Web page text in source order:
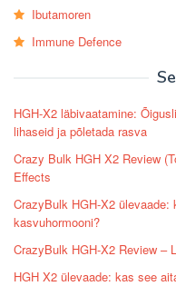
Ibutamoren
Immune Defence
HGH-X2 läbivaatamine:
lihaseid ja põletada rasva
Crazy Bulk HGH X2 Review
Effects
CrazyBulk HGH-X2
kasvuhormooni?
CrazyBulk HGH-X2 Review –
HGH X2 ülevaade: kas see